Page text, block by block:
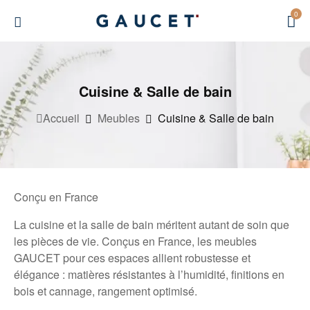
0
Cuisine & Salle de bain
Accueil Meubles Cuisine & Salle de bain
Conçu en France
La cuisine et la salle de bain méritent autant de soin que
les pièces de vie. Conçus en France, les meubles
GAUCET pour ces espaces allient robustesse et
élégance : matières résistantes à l’humidité, finitions en
bois et cannage, rangement optimisé.